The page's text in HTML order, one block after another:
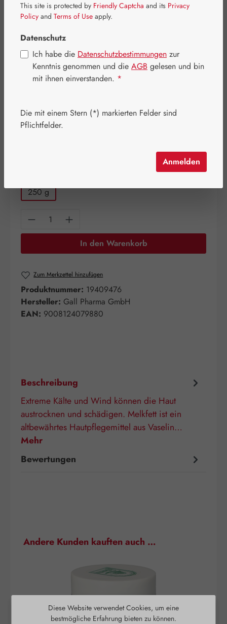
Preise inkl. MwSt. zzgl. Versandkosten
250 g
Produkt Anzahl: Gib den gewünschten
In den Warenkorb
Zum Merkzettel hinzufügen
Produktnummer: 19409476
Hersteller: Gall Pharma GmbH
EAN: 9008124079880
Beschreibung
Extreme Kälte und Wind können die Haut
austrocknen und schädigen. Melkfett ist ein
altbewährtes Hautpflegemittel aus Vaselin…
Mehr
Bewertungen
Produktgalerie überspringen
Andere Kunden kauften auch …
Diese Website verwendet Cookies, um eine
bestmögliche Erfahrung bieten zu können.
This site is protected by Friendly Captcha and its Privacy
Policy and Terms of Use apply.
Datenschutz
Ich habe die Datenschutzbestimmungen zur
Kenntnis genommen und die AGB gelesen und bin
mit ihnen einverstanden. *
Die mit einem Stern (*) markierten Felder sind
Pflichtfelder.
Anmelden